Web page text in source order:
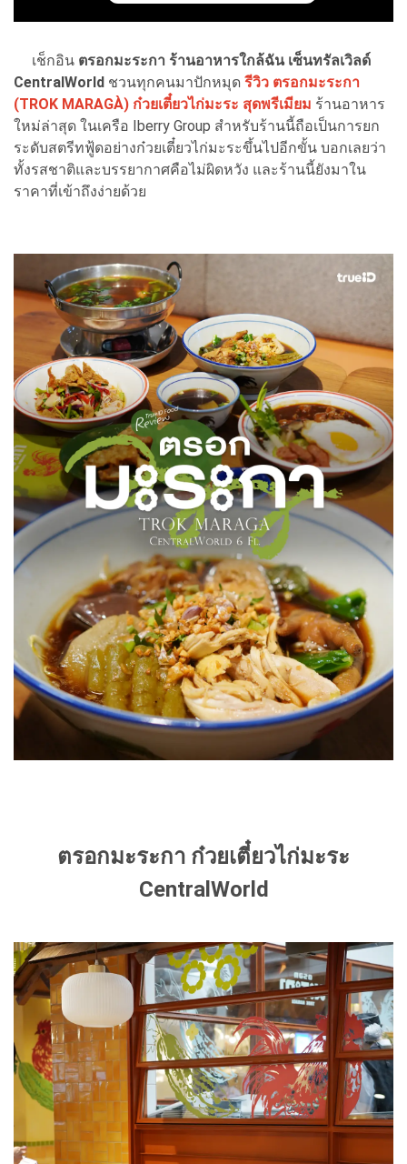
เช็กอิน ตรอกมะระกา ร้านอาหารใกล้ฉัน เซ็นทรัลเวิลด์
CentralWorld ชวนทุกคนมาปักหมุด รีวิว ตรอกมะระกา
(TROK MARAGÀ) ก๋วยเตี๋ยวไก่มะระ สุดพรีเมียม ร้านอาหาร
ใหม่ล่าสุด ในเครือ Iberry Group สำหรับร้านนี้ถือเป็นการยก
ระดับสตรีทฟู้ดอย่างก๋วยเตี๋ยวไก่มะระขึ้นไปอีกขั้น บอกเลยว่า
ทั้งรสชาติและบรรยากาศคือไม่ผิดหวัง และร้านนี้ยังมาใน
ราคาที่เข้าถึงง่ายด้วย
ตรอกมะระกา ก๋วยเตี๋ยวไก่มะระ
CentralWorld